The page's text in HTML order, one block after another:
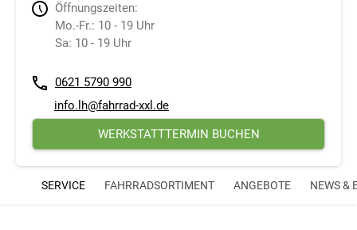
Öffnungszeiten:
Mo.-Fr.: 10 - 19 Uhr
Sa: 10 - 19 Uhr
0621 5790 990
info.lh@fahrrad-xxl.de
WERKSTATTTERMIN BUCHEN
SERVICE FAHRRADSORTIMENT ANGEBOTE NEWS &